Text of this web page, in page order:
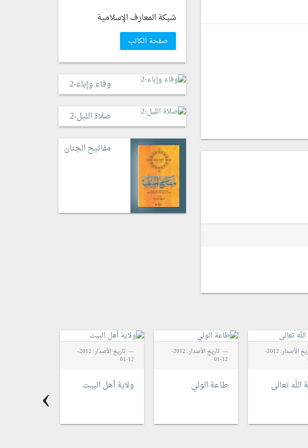
شبكة المعارف الإسلامية
صفحة الكاتب
وفاء وإباء-2
صلاة الليل-2
مفاتيح الجنان
تاريخ الأصدار: 2012-
تعالى
تاريخ الأصدار: 2012-
12-01
طاعة الولي
تاريخ الأصدار: 2012-
12-01
ولاية أهل البيت ›